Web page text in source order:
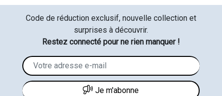
Code de réduction exclusif, nouvelle collection et
surprises à découvrir.
Restez connecté pour ne rien manquer !
Je m'abonne